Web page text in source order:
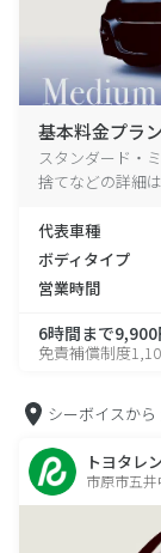
基本料金プラン
スタンダード・
捨てなどの詳細
代表車種
ボディタイプ
営業時間
6時間まで
免責補償制度
シーボイスから
トヨタレ
市原市五